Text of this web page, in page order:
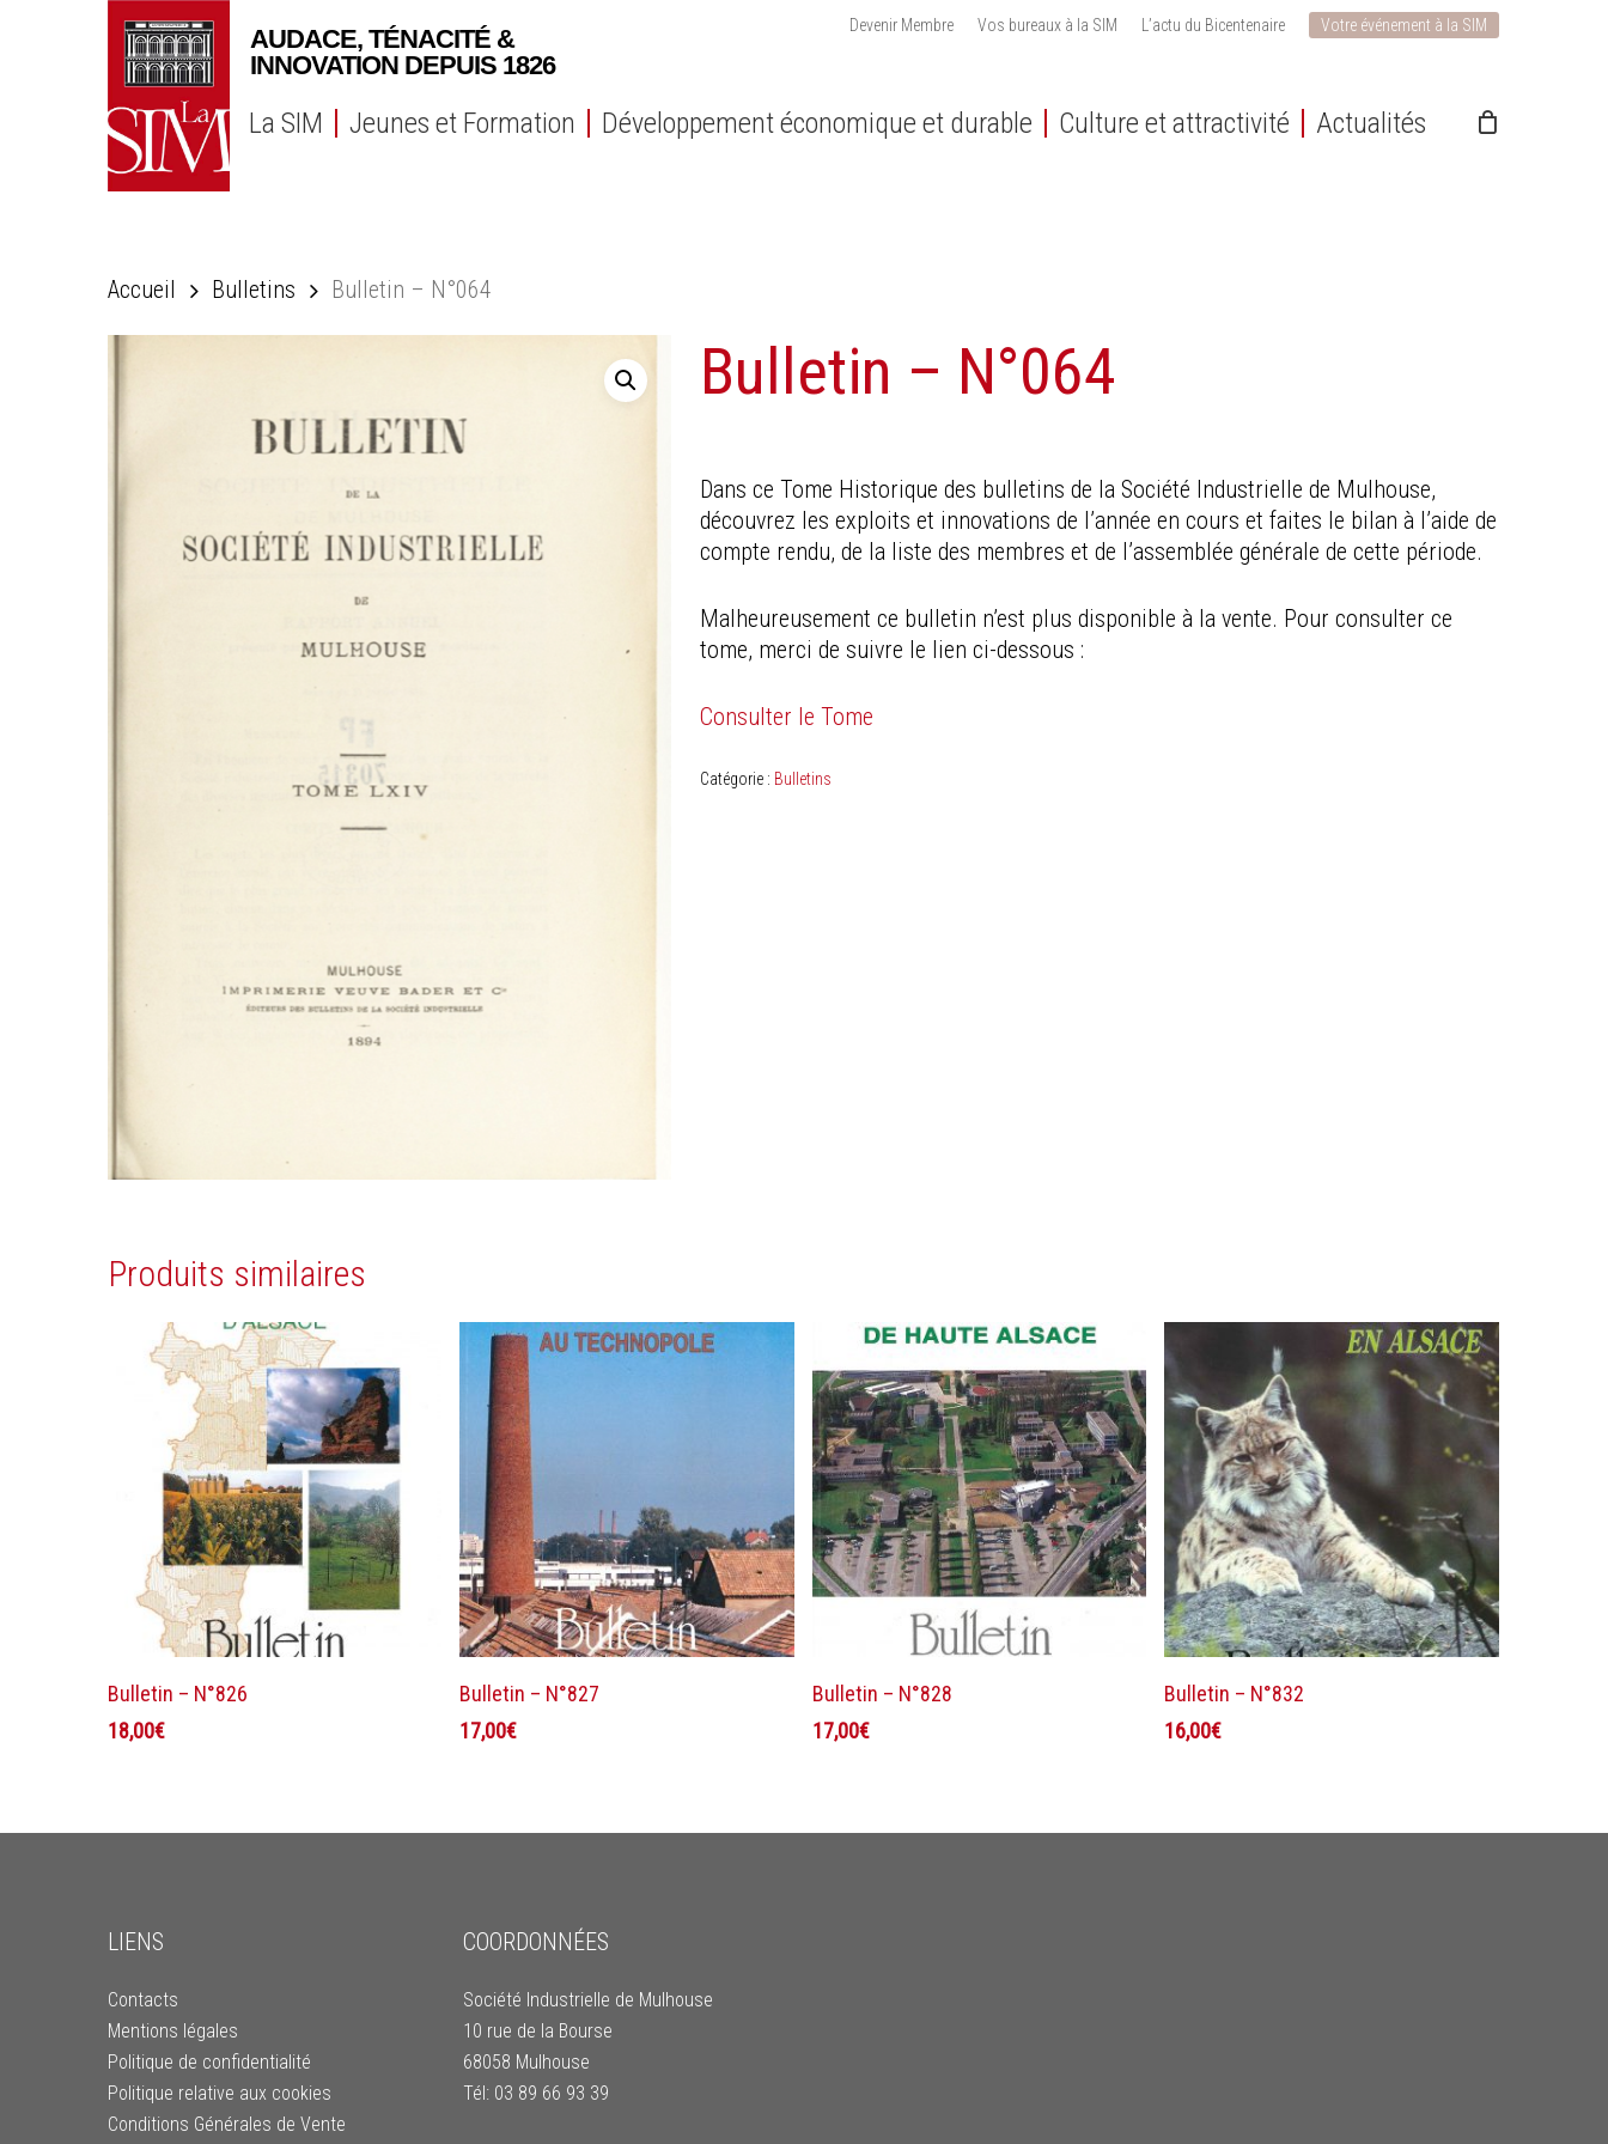
Devenir Membre Vos bureaux à la SIM L’actu du Bicentenaire Votre événement à la SIM
La SIM Jeunes et Formation Développement économique et durable Culture et attractivité Actualités
Accueil Bulletins Bulletin – N°064
Bulletin – N°064
Dans ce Tome Historique des bulletins de la Société Industrielle de Mulhouse,
découvrez les exploits et innovations de l’année en cours et faites le bilan à l’aide de
compte rendu, de la liste des membres et de l’assemblée générale de cette période.
Malheureusement ce bulletin n’est plus disponible à la vente. Pour consulter ce
tome, merci de suivre le lien ci-dessous :
Consulter le Tome
Catégorie : Bulletins
Produits similaires
Bulletin – N°826
18,00€
Bulletin – N°827
17,00€
Bulletin – N°828
17,00€
Bulletin – N°832
16,00€
LIENS
Contacts
Mentions légales
Politique de confidentialité
Politique relative aux cookies
Conditions Générales de Vente
COORDONNÉES
Société Industrielle de Mulhouse
10 rue de la Bourse
68058 Mulhouse
Tél: 03 89 66 93 39